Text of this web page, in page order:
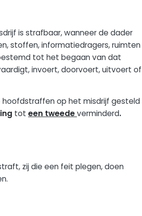
is strafbaar, wanneer de dader
stoffen, informatiedragers, ruimten
tot het begaan van dat
invoert, doorvoert, uitvoert of
hoofdstraffen op het misdrijf gesteld
tot een tweedeverminderd.
zij die een feit plegen, doen